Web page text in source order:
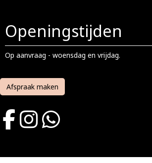
Openingstijden
Op aanvraag - woensdag en vrijdag.
Afspraak maken